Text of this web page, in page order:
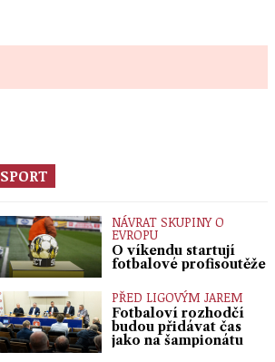
SPORT
NÁVRAT SKUPINY O
EVROPU
O víkendu startují
fotbalové profisoutěže
PŘED LIGOVÝM JAREM
Fotbaloví rozhodčí
budou přidávat čas
jako na šampionátu